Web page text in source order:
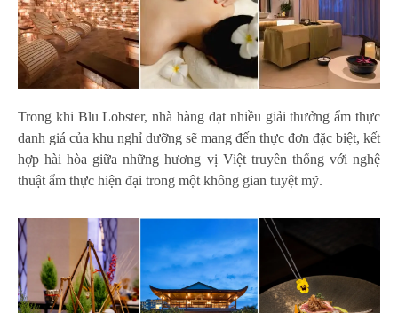
Trong khi Blu Lobster, nhà hàng đạt nhiều giải thưởng ẩm thực
danh giá của khu nghỉ dưỡng sẽ mang đến thực đơn đặc biệt, kết
hợp hài hòa giữa những hương vị Việt truyền thống với nghệ
thuật ẩm thực hiện đại trong một không gian tuyệt mỹ.